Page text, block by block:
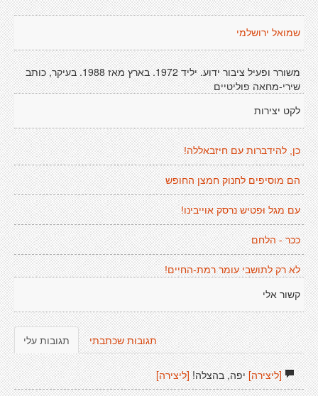
שמואל ירושלמי
משורר ופעיל ציבור ידוע. יליד 1972. בארץ מאז 1988. בעיקר, כותב
שירי-מחאה פוליטיים
לקט יצירות
כן, להידברות עם חיזבאללה!
הם מוסיפים לחנוק חמצן החופש
עם מגל וּפטיש נרסק אוייבינו!
ככר - הלחם
לא רק לתושבי עומר רמת-החיים!
קשור אלי
תגובות עלי תגובות שכתבתי
[ליצירה]יפה, בהצלה! [ליצירה]